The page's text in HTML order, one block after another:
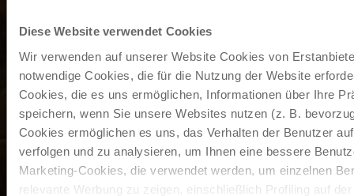
Diese Website verwendet Cookies
Wir verwenden auf unserer Website Cookies von
notwendige Cookies, die für die Nutzung der Website
Cookies, die es uns ermöglichen, Informationen über Ihre
speichern, wenn Sie unsere Websites nutzen (z. B.
Cookies ermöglichen es uns, das Verhalten der Benutzer
verfolgen und zu analysieren, um Ihnen eine bessere
Marketing-Cookies, die verwendet werden, um einzelnen
relevante Werbung zu zeigen, einschließlich Profiling auf